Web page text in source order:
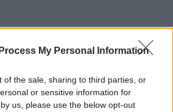
My Personal Information
of the sale, sharing to third parties, or
or sensitive information for
us, please use the below opt-out
επίθεση στο Χάρκιβ, 12 νεκροί σε
Ταταρστάν
και ιδιοκτήτης του ελικοπτέρου που